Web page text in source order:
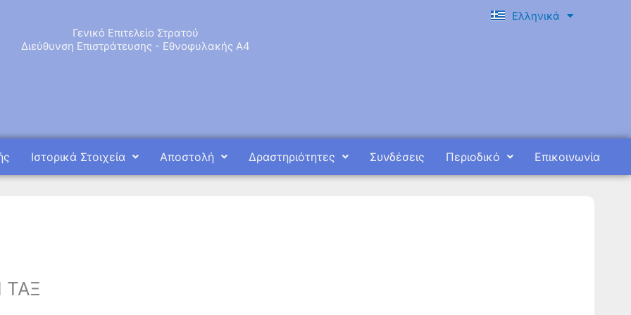
Γενικό Επιτελείο Στρατού
Διεύθυνση Επιστράτευσης - Εθνοφυλακής Α4
Ελληνικά
English
Ιστορικά Στοιχεία Αποστολή Δραστηριότητες Συνδέσεις Περιοδικό Επικοινωνία
ΤΑΞ